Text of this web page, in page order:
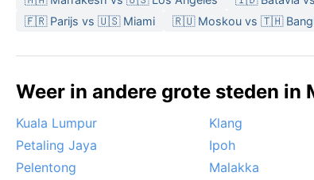
🇫🇷 Parijs vs 🇺🇸 Miami
🇷🇺 Moskou vs 🇹🇭
Weer in andere grote steden
Kuala Lumpur Klang
Petaling Jaya
Ipoh
Pelentong
Malakka